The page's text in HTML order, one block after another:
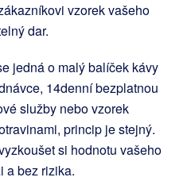
vzorek vašeho
dar.
jedná o malý balíček kávy
14denní bezplatnou
služby nebo vzorek
princip je stejný.
si hodnotu vašeho
a bez rizika.